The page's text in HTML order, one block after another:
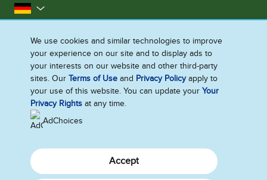
Deutschland
Impressum
Datenschutzhinweis
Rechtliches
Cookie-Informationen
Barrierefreiheit
Kontakt
Sitemap
Cookie-Einstellungen
We use cookies and similar technologies to improve
your experience on our site and to display ads to
your interests on our website and other third-party
sites. OurTerms of Use and Privacy Policyapply to
your use of this website. You can update yourYour
Privacy Rights at any time.
AdChoices
Accept